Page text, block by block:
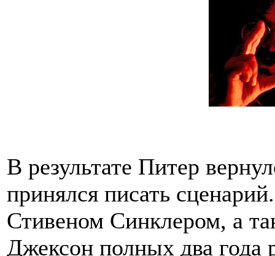
В результате Питер
принялся писать
Стивеном Синклером, а
Джексон полных два года